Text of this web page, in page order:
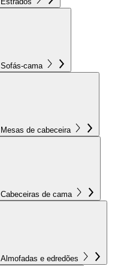
Sofás-cama
Mesas de cabeceira
Cabeceiras de cama
Almofadas e edredões